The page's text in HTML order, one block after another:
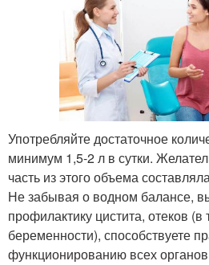
Употребляйте достаточное
минимум 1,5-2 л в сутки.
часть из этого объема
Не забывая о водном балансе,
профилактику цистита, отеков
беременности), способствуете
функционированию всех